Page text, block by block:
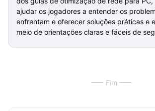
ajudar os jogadores a entender os
enfrentam e oferecer soluções práticas e
meio de orientações claras e fáceis de
Fim